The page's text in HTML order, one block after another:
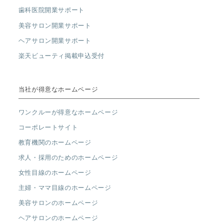
歯科医院開業サポート
美容サロン開業サポート
ヘアサロン開業サポート
楽天ビューティ掲載申込受付
当社が得意なホームページ
ワンクルーが得意なホームページ
コーポレートサイト
教育機関のホームページ
求人・採用のためのホームページ
女性目線のホームページ
主婦・ママ目線のホームページ
美容サロンのホームページ
ヘアサロンのホームページ